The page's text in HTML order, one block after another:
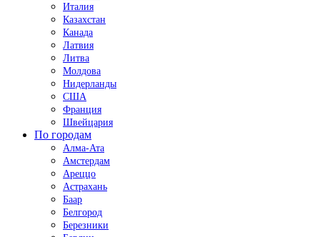
Италия
Казахстан
Канада
Латвия
Литва
Молдова
Нидерланды
США
Франция
Швейцария
По городам
Алма-Ата
Амстердам
Ареццо
Астрахань
Баар
Белгород
Березники